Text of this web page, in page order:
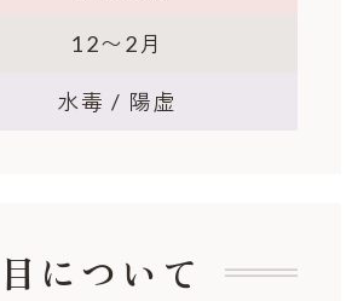
12〜2月
水毒 / 陽虚
について